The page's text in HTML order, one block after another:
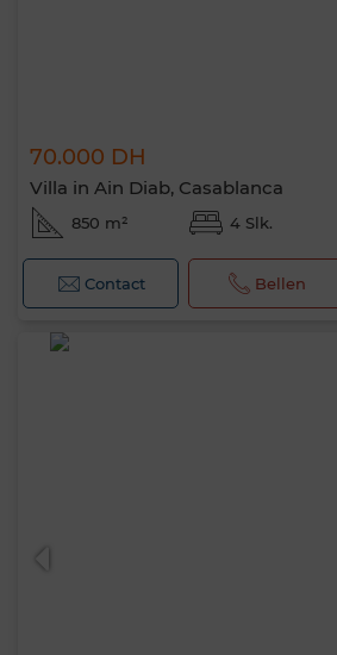
70.000 DH
Villa in Ain Diab, Casablanca
850 m² 4 Slk.
Contact Bellen